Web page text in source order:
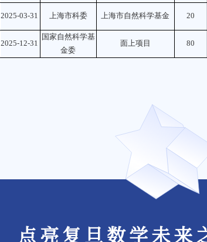
2025-03-31 上海市科委 上海市自然科学基金 20
2025-12-31
国家自然科学基
金委
面上项目 80
点亮复旦数学未来